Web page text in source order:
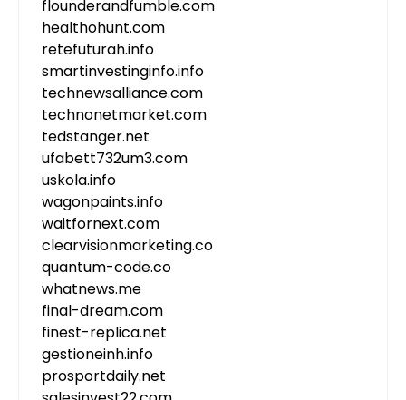
flounderandfumble.com
healthohunt.com
retefuturah.info
smartinvestinginfo.info
technewsalliance.com
technonetmarket.com
tedstanger.net
ufabett732um3.com
uskola.info
wagonpaints.info
waitfornext.com
clearvisionmarketing.co
quantum-code.co
whatnews.me
final-dream.com
finest-replica.net
gestioneinh.info
prosportdaily.net